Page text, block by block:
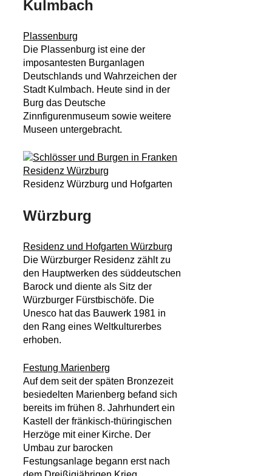
Kulmbach
Plassenburg
Die Plassenburg ist eine der
imposantesten Burganlagen
Deutschlands und Wahrzeichen der
Stadt Kulmbach. Heute sind in der
Burg das Deutsche
Zinnfigurenmuseum sowie weitere
Museen untergebracht.
Residenz Würzburg und Hofgarten
Würzburg
Residenz und Hofgarten Würzburg
Die Würzburger Residenz zählt zu
den Hauptwerken des süddeutschen
Barock und diente als Sitz der
Würzburger Fürstbischöfe. Die
Unesco hat das Bauwerk 1981 in
den Rang eines Weltkulturerbes
erhoben.
Festung Marienberg
Auf dem seit der späten Bronzezeit
besiedelten Marienberg befand sich
bereits im frühen 8. Jahrhundert ein
Kastell der fränkisch-thüringischen
Herzöge mit einer Kirche. Der
Umbau zur barocken
Festungsanlage begann erst nach